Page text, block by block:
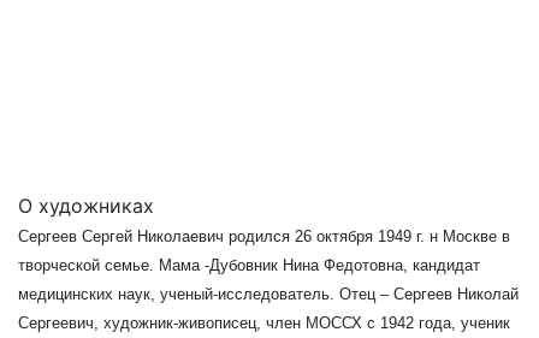
О художниках
Сергеев Сергей Николаевич родился 26 октября 1949 г. н Москве в
творческой семье. Мама -Дубовник Нина Федотовна, кандидат
медицинских наук, ученый-исследователь. Отец – Сергеев Николай
Сергеевич, художник-живописец, член МОССХ с 1942 года, ученик